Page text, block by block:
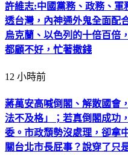
許維志:中國黨務、政務、
透台灣，內神通外鬼全面配
烏克蘭、以色列的十倍百倍
都顧不好，忙著撒錢
12 小時前
蔣萬安高喊倒閣、解散國會
法不及格」；若真倒閣成功
委。市政頹勢沒處理，卻拿
關台北市長屁事？說穿了只